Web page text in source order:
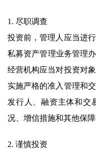
1. 尽职调查
投资前，管理人应当进
私募资产管理业务管理
经营机构应当对投资对
实施严格的准入管理和
发行人、融资主体和交
况、增信措施和其他保
2. 谨慎投资